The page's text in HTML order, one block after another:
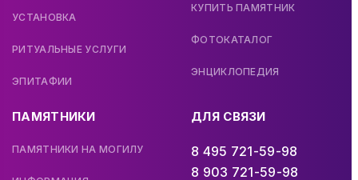
УСТАНОВКА
РИТУАЛЬНЫЕ УСЛУГИ
ЭПИТАФИИ
КУПИТЬ ПАМЯТНИК
ФОТОКАТАЛОГ
ЭНЦИКЛОПЕДИЯ
ПАМЯТНИКИ
ПАМЯТНИКИ НА МОГИЛУ
ДЛЯ СВЯЗИ
8 495 721-59-98
8 903 721-59-98